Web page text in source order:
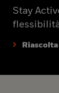
Stay
Riascolta